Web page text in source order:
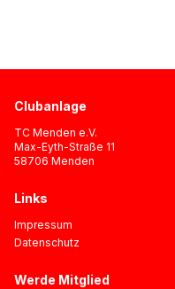
Clubanlage
TC Menden e.V.
Max-Eyth-Straße 11
58706 Menden
Links
Impressum
Datenschutz
Werde Mitglied